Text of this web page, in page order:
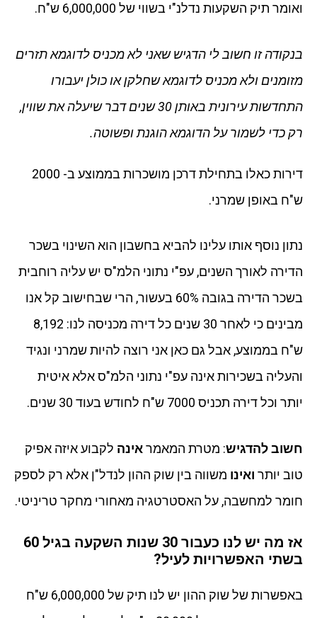
ואומר תיק השקעות נדלנ"י בשווי של 6,000,000 ש"ח.
בנקודה זו חשוב לי הדגיש שאני לא מכניס לדוגמא תזרים
מזומנים ולא מכניס לדוגמא שחלקן או כולן יעבורו
התחדשות עירונית באותן 30 שנים דבר שיעלה את שווין,
רק כדי לשמור על הדוגמא הוגנת ופשוטה.
דירות כאלו בתחילת דרכן מושכרות בממוצע ב- 2000
ש"ח באופן שמרני.
נתון נוסף אותו עלינו להביא בחשבון הוא השינוי בשכר
הדירה לאורך השנים, עפ"י נתוני הלמ"ס יש עליה רוחבית
בשכר הדירה בגובה 60% בעשור, הרי שבחישוב קל אנו
מבינים כי לאחר 30 שנים כל דירה מכניסה לנו: 8,192
ש"ח בממוצע, אבל גם כאן אני רוצה להיות שמרני ונגיד
והעליה בשכירות אינה עפ"י נתוני הלמ"ס אלא איטית
יותר וכל דירה תכניס 7000 ש"ח לחודש בעוד 30 שנים.
חשוב להדגיש: מטרת המאמראינה לקבוע איזה אפיק
טוב יותר ואינו משווה בין שוק ההון לנדל"ן אלא רק לספק
חומר למחשבה, על האסטרטגיה מאחורי מחקר טריניטי.
אז מה יש לנו כעבור 30 שנות השקעה בגיל 60
בשתי האפשרויות לעיל?
באפשרות של שוק ההון יש לנו תיק של 6,000,000 ש"ח